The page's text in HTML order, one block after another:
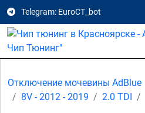
Telegram: EuroCT_bot
Отключение мочевины AdBlue
8V - 2012 - 2019
2.0 TDI